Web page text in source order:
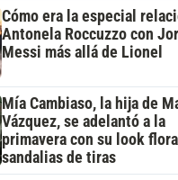
Cómo era la especial
Antonela Roccuzzo con
Messi más allá de Lionel
Mía Cambiaso, la hija de
Vázquez, se adelantó a la
primavera con su look
sandalias de tiras